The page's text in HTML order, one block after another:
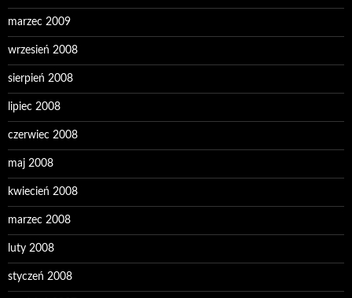
marzec 2009
wrzesień 2008
sierpień 2008
lipiec 2008
czerwiec 2008
maj 2008
kwiecień 2008
marzec 2008
luty 2008
styczeń 2008